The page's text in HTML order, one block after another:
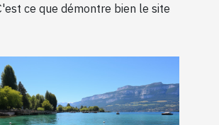
ce que démontre bien le site